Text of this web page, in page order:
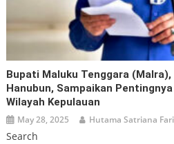
Bupati Maluku Tenggara
Hanubun, Sampaikan
Wilayah Kepulauan
May 28, 2025 Hutama Satriana
Search